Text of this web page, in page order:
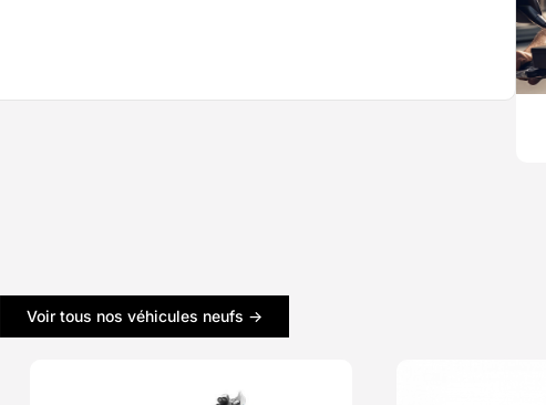
Voir tous nos véhicules neufs ->